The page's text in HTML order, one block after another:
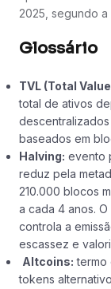
2025, segundo a
Glossário
TVL (Total
total de ativos
baseados em
Halving: evento
reduz pela
210.000 blocos
a cada 4 anos.
controla a
escassez e
Altcoins: termo
tokens